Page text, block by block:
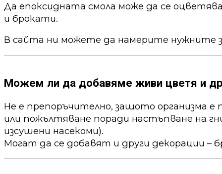
Да епоксидната смола може да се
и брокати.
В сайта ни можете да намерите нужните
Можем ли да добавяме живи цветя и
Не е препоръчително, защото организма
или пожълтяване поради настъпване на
изсушени насекоми).
Могат да се добавят и други декорации –